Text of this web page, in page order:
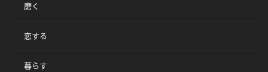
磨く
恋する
暮らす